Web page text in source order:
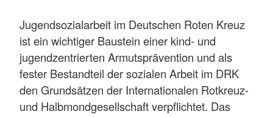
Jugendsozialarbeit im Deutschen Roten Kreuz
ist ein wichtiger Baustein einer kind- und
jugendzentrierten Armutsprävention und als
fester Bestandteil der sozialen Arbeit im DRK
den Grundsätzen der Internationalen Rotkreuz-
und Halbmondgesellschaft verpflichtet. Das